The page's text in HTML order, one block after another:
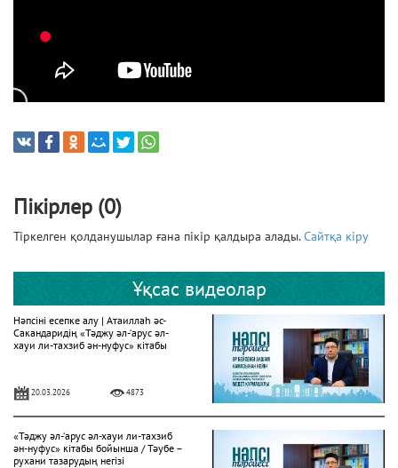
Пікірлер (0)
Тіркелген қолданушылар ғана пікір қалдыра алады.Сайтқа кіру
Ұқсас видеолар
Нәпсіні есепке алу | Атаиллаһ әс-
Сакандаридің «Тәджу әл-‘арус әл-
хауи ли-тахзиб ән-нуфус» кітабы
20.03.2026 4873
«Тәджу әл-‘арус әл-хауи ли-тахзиб
ән-нуфус» кітабы бойынша / Тәубе –
рухани тазарудың негізі